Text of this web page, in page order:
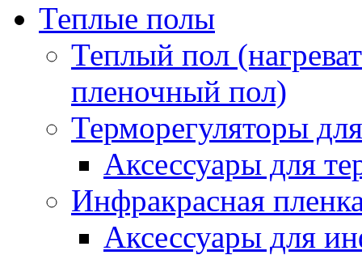
Теплые полы
Теплый пол
пленочный пол)
Терморегуляторы
Аксессуары для
Инфракрасная
Аксессуары для